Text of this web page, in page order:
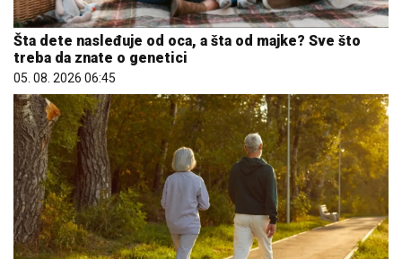
Šta dete nasleđuje od oca, a šta od majke? Sve što
treba da znate o genetici
05. 08. 2026 06:45